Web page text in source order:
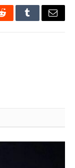
RedditTumblrEmail